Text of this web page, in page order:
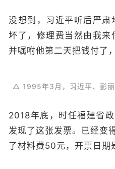
没想到，习近平听后严肃
坏了，修理费当然由我来
并嘱咐他第二天把钱付了
△ 1995年3月，习近平、彭丽
2018年底，时任福建省
发现了这张发票。已经变
了材料费50元，开票日期